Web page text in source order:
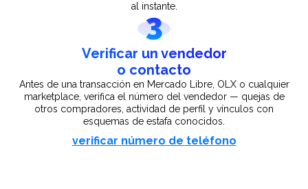
al instante.
3
Verificar un vendedor
o contacto
Antes de una transacción en Mercado Libre, OLX o cualquier
marketplace, verifica el número del vendedor — quejas de
otros compradores, actividad de perfil y vínculos con
esquemas de estafa conocidos.
verificar número de teléfono